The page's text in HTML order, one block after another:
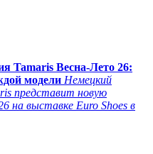
Tamaris Весна-Лето 26:
модели Немецкий
представит новую
на выставке Euro Shoes в